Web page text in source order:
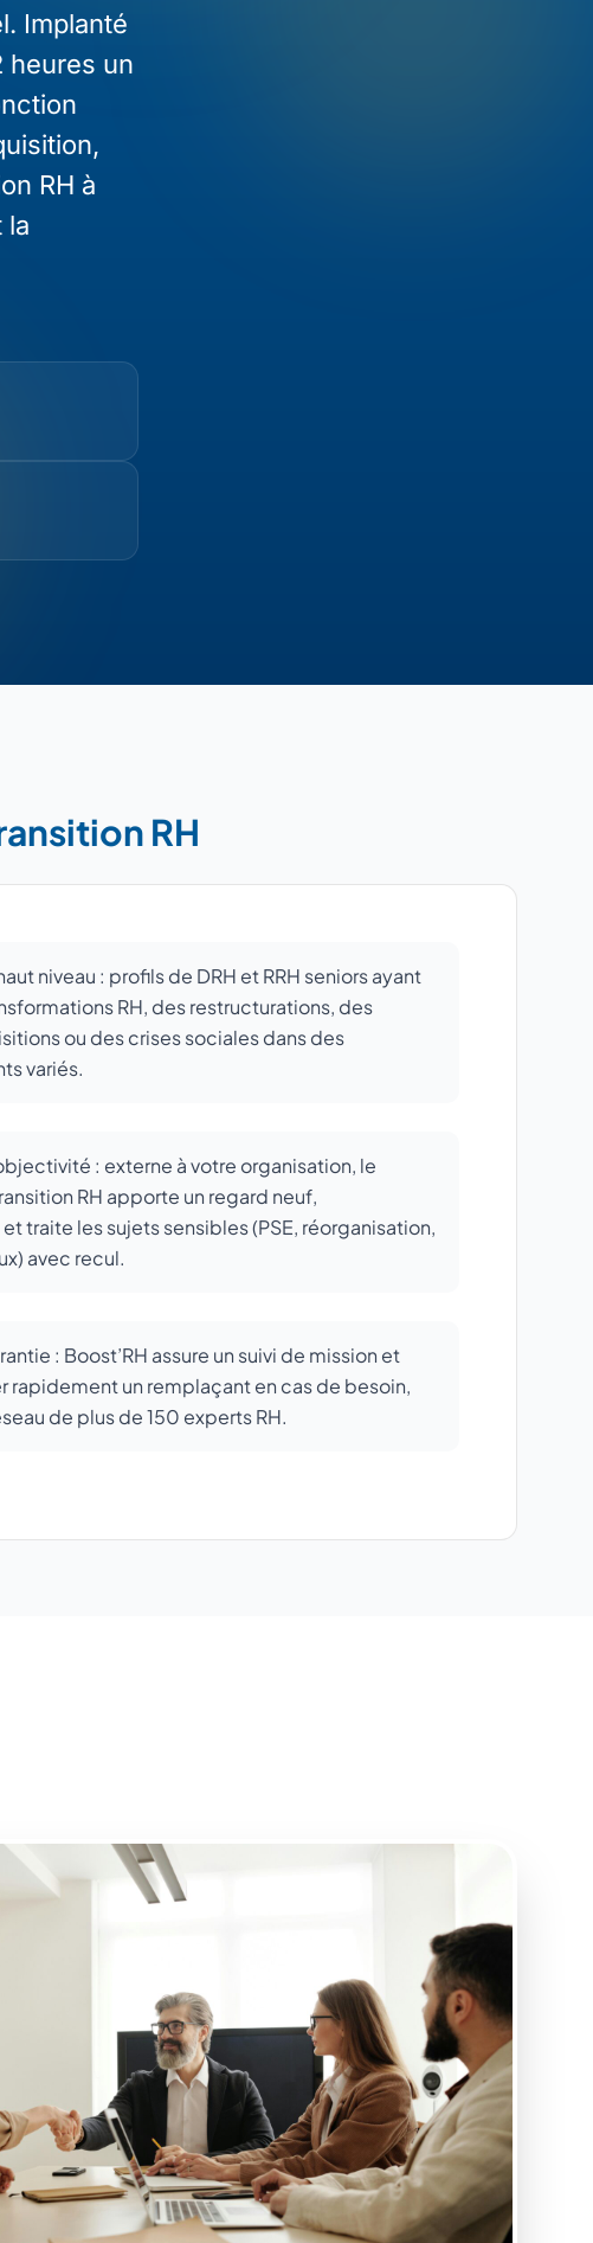
Implanté
heures un
RH à
la
RH
niveau : profils de DRH et RRH seniors ayant
RH, des restructurations, des
ou des crises sociales dans des
variés.
: externe à votre organisation, le
RH apporte un regard neuf,
traite les sujets sensibles (PSE, réorganisation,
avec recul.
: Boost’RH assure un suivi de mission et
rapidement un remplaçant en cas de besoin,
de plus de 150 experts RH.